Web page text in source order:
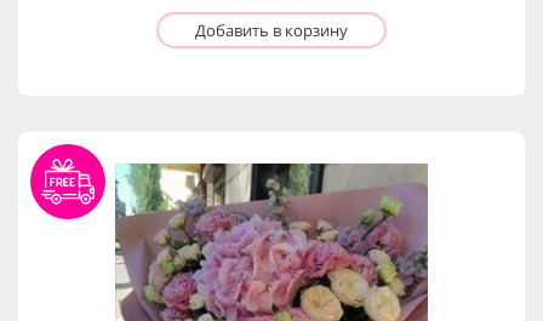
Добавить в корзину